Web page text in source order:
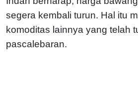
segera kembali turun. Hal itu
komoditas lainnya yang telah
pascalebaran.